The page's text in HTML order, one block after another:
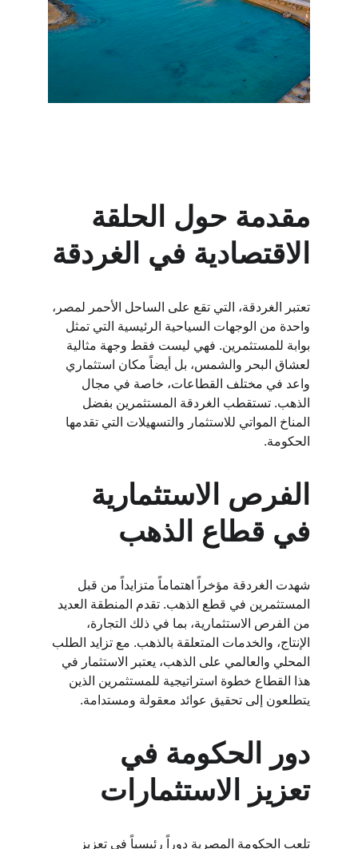
مقدمة حول الحلقة
الاقتصادية في الغردقة
تعتبر الغردقة، التي تقع على الساحل الأحمر لمصر،
واحدة من الوجهات السياحية الرئيسية التي تمثل
بوابة للمستثمرين. فهي ليست فقط وجهة مثالية
لعشاق البحر والشمس، بل أيضاً مكان استثماري
واعد في مختلف القطاعات، خاصة في مجال
الذهب. تستقطب الغردقة المستثمرين بفضل
المناخ المواتي للاستثمار والتسهيلات التي تقدمها
الحكومة.
الفرص الاستثمارية
في قطاع الذهب
شهدت الغردقة مؤخراً اهتماماً متزايداً من قبل
المستثمرين في قطع الذهب. تقدم المنطقة العديد
من الفرص الاستثمارية، بما في ذلك التجارة،
الإنتاج، والخدمات المتعلقة بالذهب. مع تزايد الطلب
المحلي والعالمي على الذهب، يعتبر الاستثمار في
هذا القطاع خطوة استراتيجية للمستثمرين الذين
يتطلعون إلى تحقيق عوائد معقولة ومستدامة.
دور الحكومة في
تعزيز الاستثمارات
تلعب الحكومة المصرية دوراً رئيسياً في تعزيز